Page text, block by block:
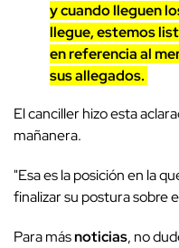
y cuando lleguen
llegue, estemos
en referencia al
sus allegados.
El canciller hizo esta
mañanera.
"Esa es la posición en la
finalizar su postura sobre
Para másnoticias, no